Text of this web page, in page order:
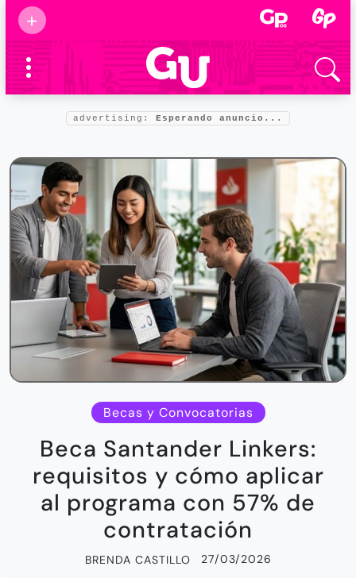
+
Supermamás
2025
Marcas de
confianza
Foro salud
advertising: Esperando anuncio...
Becas y Convocatorias
Beca Santander Linkers:
requisitos y cómo aplicar
al programa con 57% de
contratación
BRENDA CASTILLO 27/03/2026